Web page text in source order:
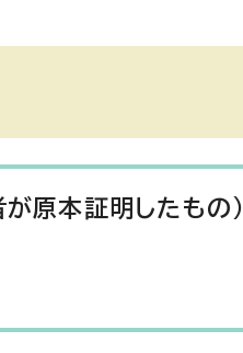
原本証明したもの）